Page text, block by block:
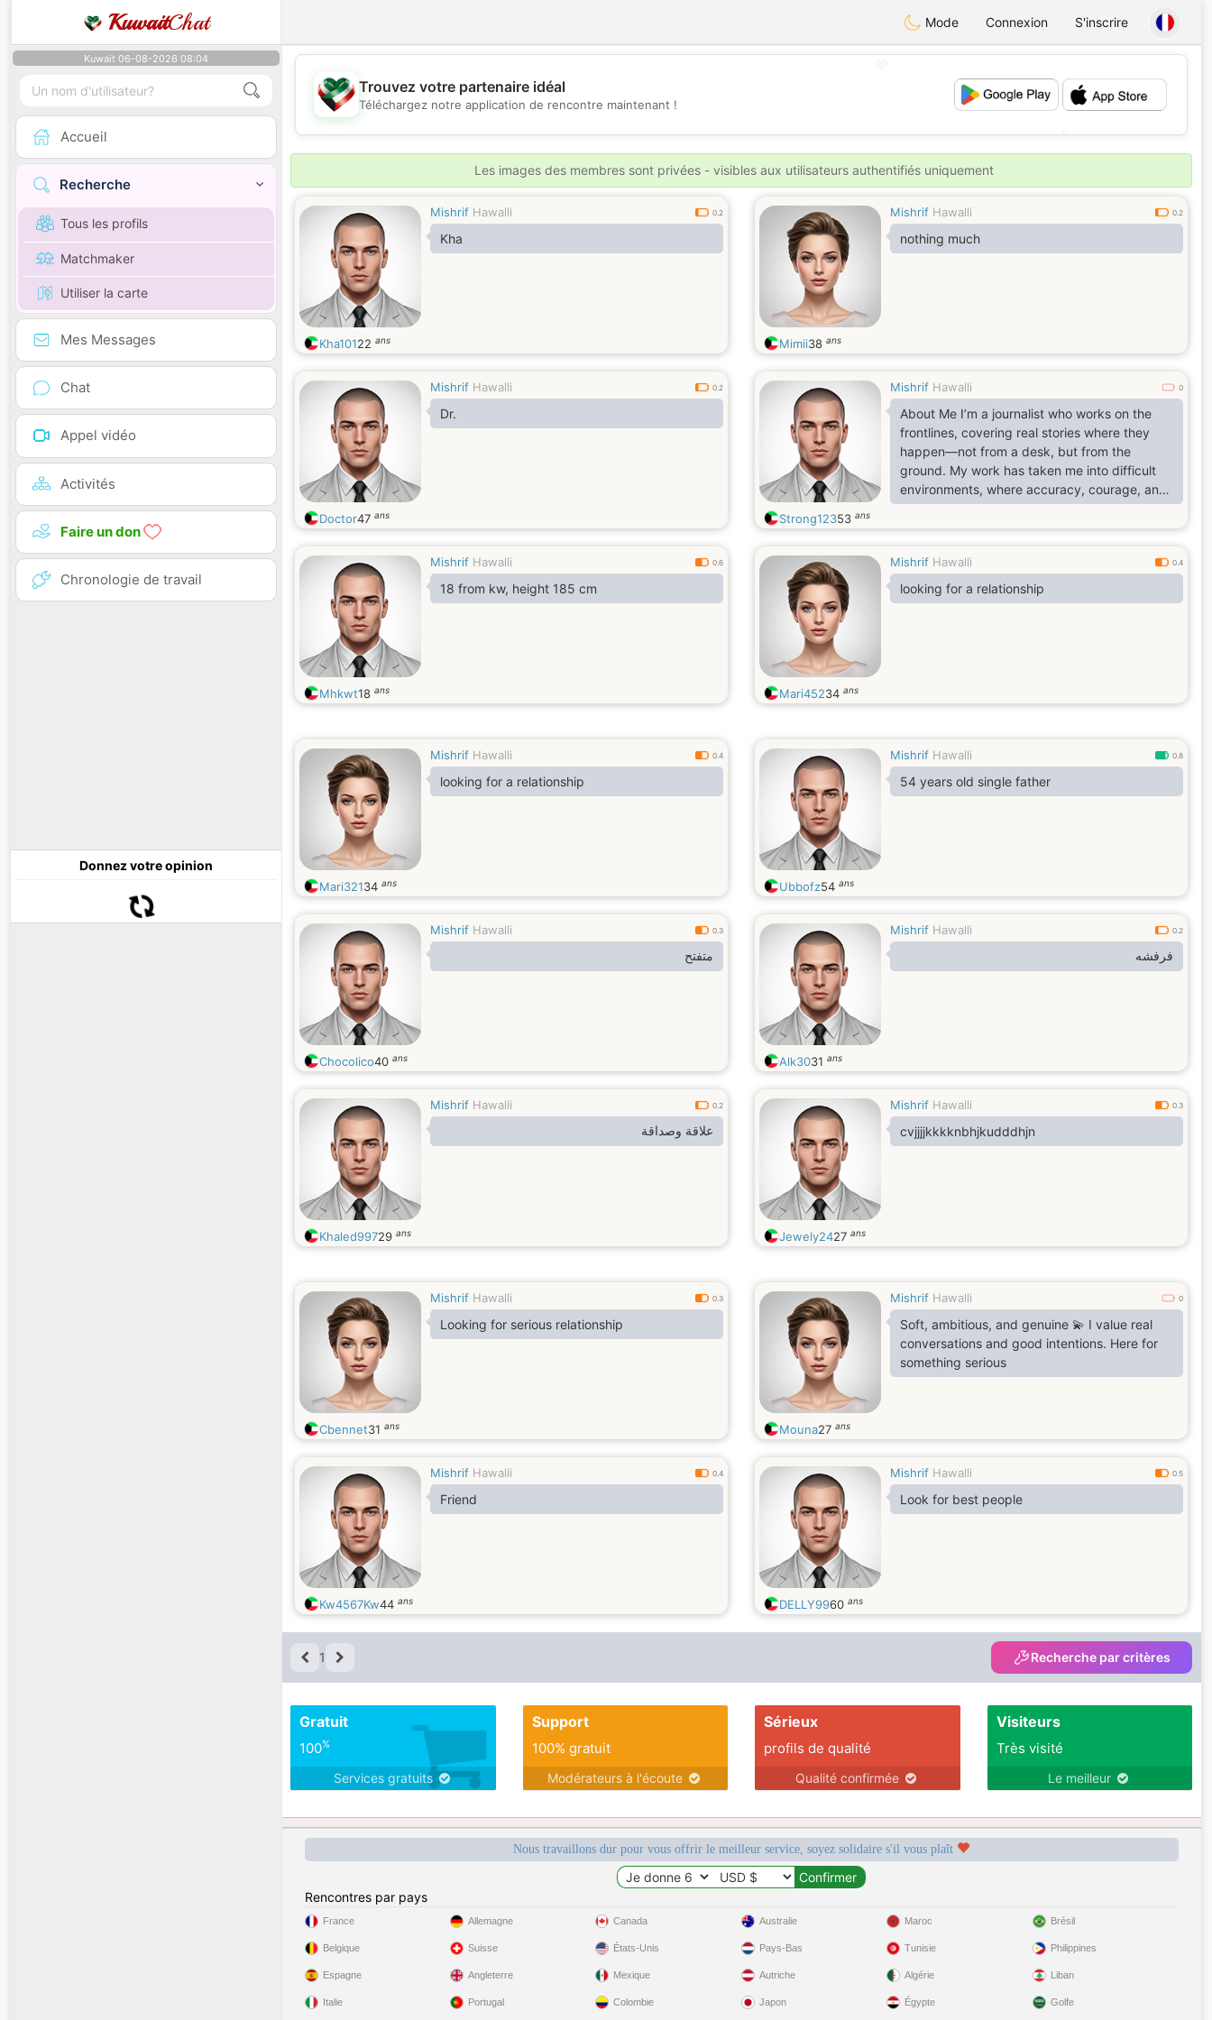
KuwaitChat Mode Connexion S'inscrire
Kuwait 06-08-2026 08:04
Accueil
Recherche
Tous les profils
Matchmaker
Utiliser la carte
Mes Messages
Chat
Appel vidéo
Activités
Faire un don
Chronologie de travail
Donnez votre opinion
💖
💕
Trouvez votre partenaire idéal
Téléchargez notre application de rencontre maintenant !
Les images des membres sont privées - visibles aux utilisateurs authentifiés uniquement
Mishrif Hawalli 0.2
Kha
Kha10122 ans
Mishrif Hawalli 0.2
nothing much
Mimii38 ans
Mishrif Hawalli 0.2
Dr.
Doctor47 ans
Mishrif Hawalli 0
About Me I’m a journalist who works on the
frontlines, covering real stories where they
happen—not from a desk, but from the
ground. My work has taken me into difficult
environments, where accuracy, courage, and
responsibility matter every day. I’ve seen both
the harsh realities of conflict and the strength
how I think, how I live, and how I relate to
others. Outside of work, I value calm, honesty,
and meaningful conversation. I don’t pretend.
Strong12353 ans
Mishrif Hawalli 0.6
18 from kw, height 185 cm
Mhkwt18 ans
Mishrif Hawalli 0.4
looking for a relationship
Mari45234 ans
Mishrif Hawalli 0.4
looking for a relationship
Mari32134 ans
Mishrif Hawalli 0.8
54 years old single father
Ubbofz54 ans
Mishrif Hawalli 0.3
متفتح
Chocolico40 ans
Mishrif Hawalli 0.2
فرفشه
Alk3031 ans
Mishrif Hawalli 0.2
علاقة وصداقة
Khaled99729 ans
Mishrif Hawalli 0.3
cvjjjjkkkknbhjkudddhjn
Jewely2427 ans
Mishrif Hawalli 0.3
Looking for serious relationship
Cbennet31 ans
Mishrif Hawalli 0
Soft, ambitious, and genuine 💫 I value real
conversations and good intentions. Here for
something serious
Mouna27 ans
Mishrif Hawalli 0.4
Friend
Kw4567Kw44 ans
Mishrif Hawalli 0.5
Look for best people
DELLY9960 ans
1 Recherche par critères
Gratuit
100%
Services gratuits
Support
100% gratuit
Modérateurs à l'écoute
Sérieux
profils de qualité
Qualité confirmée
Visiteurs
Très visité
Le meilleur
Nous travaillons dur pour vous offrir le meilleur service, soyez solidaire s'il vous plaît
Rencontres par pays
France
Belgique
Espagne
Italie
Allemagne
Suisse
Angleterre
Portugal
Canada
États-Unis
Mexique
Colombie
Australie
Pays-Bas
Autriche
Japon
Maroc
Tunisie
Algérie
Égypte
Brésil
Philippines
Liban
Golfe